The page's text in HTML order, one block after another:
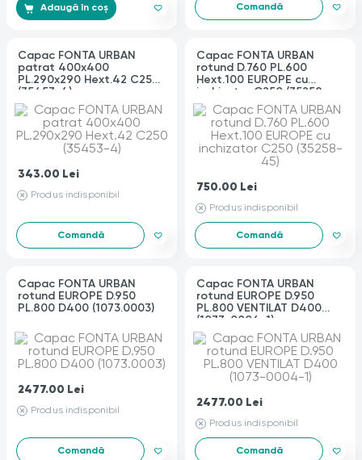
Adaugă în coș Comandă
Capac FONTA URBAN
patrat 400x400
PL.290x290 Hext.42 C250
(35453-4)
343.00 Lei
Produs indisponibil
Comandă
Capac FONTA URBAN
rotund D.760 PL.600
Hext.100 EUROPE cu
inchizator C250 (35258-
45)
750.00 Lei
Produs indisponibil
Comandă
Capac FONTA URBAN
rotund EUROPE D.950
PL.800 D400 (1073.0003)
2477.00 Lei
Produs indisponibil
Comandă
Capac FONTA URBAN
rotund EUROPE D.950
PL.800 VENTILAT D400
(1073-0004-1)
2477.00 Lei
Produs indisponibil
Comandă